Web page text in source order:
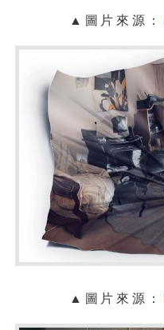
▲圖片來源：
▲圖片來源：